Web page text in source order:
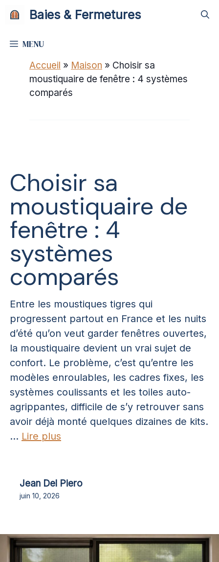
Baies & Fermetures
MENU
Accueil » Maison » Choisir sa
moustiquaire de fenêtre : 4 systèmes
comparés
Choisir sa
moustiquaire de
fenêtre : 4
systèmes
comparés
Entre les moustiques tigres qui
progressent partout en France et les nuits
d’été qu’on veut garder fenêtres ouvertes,
la moustiquaire devient un vrai sujet de
confort. Le problème, c’est qu’entre les
modèles enroulables, les cadres fixes, les
systèmes coulissants et les toiles auto-
agrippantes, difficile de s’y retrouver sans
avoir déjà monté quelques dizaines de kits.
... Lire plus
Jean Del Piero
juin 10, 2026